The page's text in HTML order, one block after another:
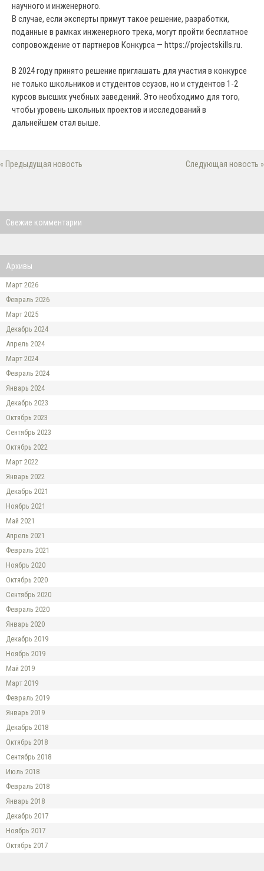
научного и инженерного.
В случае, если эксперты примут такое решение, разработки,
поданные в рамках инженерного трека, могут пройти бесплатное
сопровождение от партнеров Конкурса — https://projectskills.ru.
В 2024 году принято решение приглашать для участия в конкурсе
не только школьников и студентов ссузов, но и студентов 1-2
курсов высших учебных заведений. Это необходимо для того,
чтобы уровень школьных проектов и исследований в
дальнейшем стал выше.
« Предыдущая новость Следующая новость »
Свежие комментарии
Архивы
Март 2026
Февраль 2026
Март 2025
Декабрь 2024
Апрель 2024
Март 2024
Февраль 2024
Январь 2024
Декабрь 2023
Октябрь 2023
Сентябрь 2023
Октябрь 2022
Март 2022
Январь 2022
Декабрь 2021
Ноябрь 2021
Май 2021
Апрель 2021
Февраль 2021
Ноябрь 2020
Октябрь 2020
Сентябрь 2020
Февраль 2020
Январь 2020
Декабрь 2019
Ноябрь 2019
Май 2019
Март 2019
Февраль 2019
Январь 2019
Декабрь 2018
Октябрь 2018
Сентябрь 2018
Июль 2018
Февраль 2018
Январь 2018
Декабрь 2017
Ноябрь 2017
Октябрь 2017